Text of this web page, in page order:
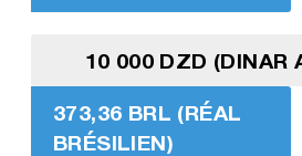
10 000 DZD (DINAR
373,36 BRL (RÉAL
BRÉSILIEN)